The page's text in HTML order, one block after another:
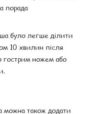
порада
було легше ділити
10 хвилин після
гострим ножем або
можна також додати